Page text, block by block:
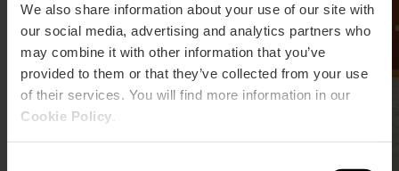
We also share information about your use of our site with
our social media, advertising and analytics partners who
may combine it with other information that you’ve
provided to them or that they’ve collected from your use
of their services. You will find more information in our
Cookie Policy